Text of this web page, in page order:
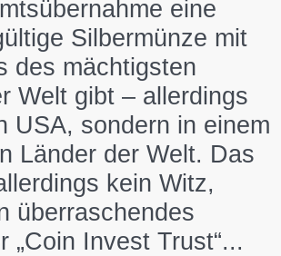
eine
Silbermünze mit
des mächtigsten
Welt gibt – allerdings
USA, sondern in einem
Länder der Welt. Das
kein Witz,
überraschendes
„Coin Invest Trust“...